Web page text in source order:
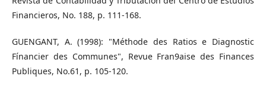
Financieros, No. 188, p. 111-168.
GUENGANT, A. (1998): "Méthode des Ratios e Diagnostic
Fínancier des Communes", Revue Fran9aise des Finances
Publiques, No.61, p. 105-120.